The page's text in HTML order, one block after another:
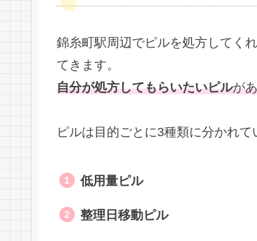
錦糸町駅周辺でピルを処方してく
てきます。
自分が処方してもらいたいピルが
ピルは目的ごとに3種類に分かれて
低用量ピル
整理日移動ピル